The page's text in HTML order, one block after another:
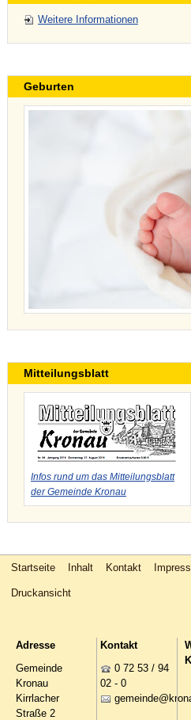
Weitere Informationen
Geburten
Mitteilungsblatt
Infos rund um das Mitteilungsblatt
der Gemeinde Kronau
Startseite Inhalt Kontakt
Druckansicht
Adresse
Gemeinde
Kronau
Kirrlacher
Straße 2
Kontakt
0 72 53 / 94
02 - 0
g m nd kr n